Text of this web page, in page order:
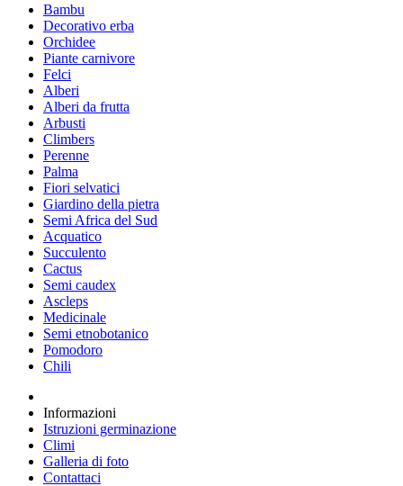
Bambu
Decorativo erba
Orchidee
Piante carnivore
Felci
Alberi
Alberi da frutta
Arbusti
Climbers
Perenne
Palma
Fiori selvatici
Giardino della pietra
Semi Africa del Sud
Acquatico
Succulento
Cactus
Semi caudex
Ascleps
Medicinale
Semi etnobotanico
Pomodoro
Chili
Informazioni
Istruzioni germinazione
Climi
Galleria di foto
Contattaci